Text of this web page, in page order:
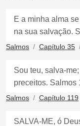
E a minha alma
na sua salvação.
Salmos Capítulo 35
Sou teu, salva-
preceitos. Salmos
Salmos Capítulo 119
SALVA-ME, ó